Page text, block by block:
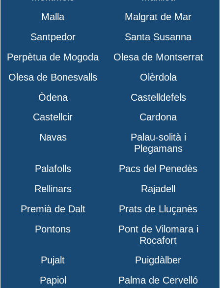
Malla
Malgrat de Mar
Santpedor
Santa Susanna
Perpètua de Mogoda
Olesa de Montserrat
Olesa de Bonesvalls
Olèrdola
Òdena
Castelldefels
Castellcir
Cardona
Navas
Palau-solità i
Plegamans
Palafolls
Pacs del Penedès
Rellinars
Rajadell
Premià de Dalt
Prats de Lluçanès
Pontons
Pont de Vilomara i
Rocafort
Pujalt
Puigdàlber
Papiol
Palma de Cervelló